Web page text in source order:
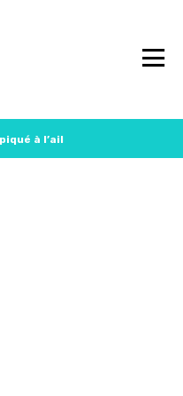
à l’ail